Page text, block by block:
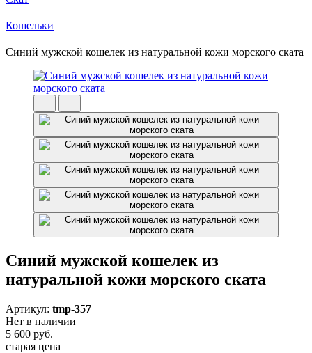
Кошельки
Синий мужской кошелек из натуральной кожи морского ската
Синий мужской кошелек из
натуральной кожи морского ската
Артикул: tmp-357
Нет в наличии
5 600 руб.
старая цена